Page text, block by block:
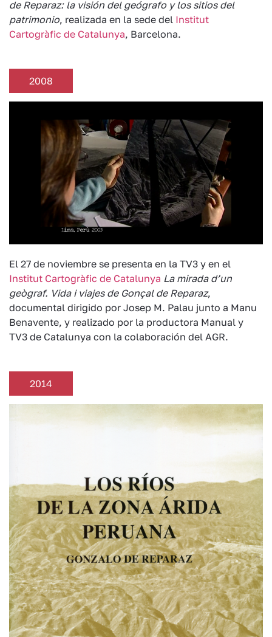
de Reparaz: la visión del geógrafo y los sitios del
patrimonio, realizada en la sede del Institut
Cartogràfic de Catalunya, Barcelona.
2008
El 27 de noviembre se presenta en la TV3 y en el
Institut Cartogràfic de Catalunya La mirada d’un
geògraf. Vida i viajes de Gonçal de Reparaz,
documental dirigido por Josep M. Palau junto a Manu
Benavente, y realizado por la productora Manual y
TV3 de Catalunya con la colaboración del AGR.
2014